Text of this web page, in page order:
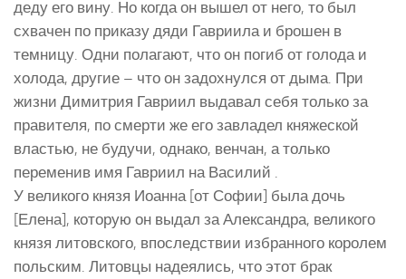
деду его вину. Но когда он вышел от него, то был
схвачен по приказу дяди Гавриила и брошен в
темницу. Одни полагают, что он погиб от голода и
холода, другие – что он задохнулся от дыма. При
жизни Димитрия Гавриил выдавал себя только за
правителя, по смерти же его завладел княжеской
властью, не будучи, однако, венчан, а только
переменив имя Гавриил на Василий .
У великого князя Иоанна [от Софии] была дочь
[Елена], которую он выдал за Александра, великого
князя литовского, впоследствии избранного королем
польским. Литовцы надеялись, что этот брак